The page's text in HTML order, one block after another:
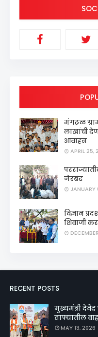
मंगरूळ
लाखांची
आवाहन
APRIL 25,
जेरबंद
विज्ञान
शिवाजी
RECENT POSTS
मुख्यमंत्री
ताफ्यातील
MAY 13, 2026